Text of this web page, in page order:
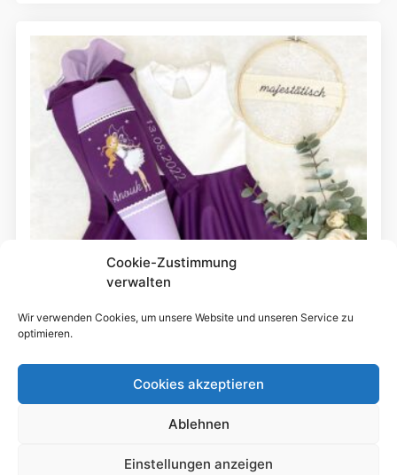
Cookie-Zustimmung
verwalten
Wir verwenden Cookies, um unsere Website und unseren Service zu
optimieren.
Cookies akzeptieren
Ablehnen
Einstellungen anzeigen
Schultütendesign „Anouk“ Fee